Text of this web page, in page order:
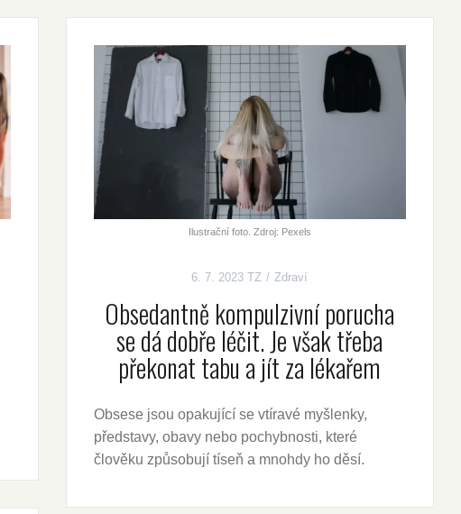
Ilustrační foto. Zdroj: Pexels
6. 7. 2023 TZ Zdraví
Obsedantně kompulzivní porucha
se dá dobře léčit. Je však třeba
překonat tabu a jít za lékařem
Obsese jsou opakující se vtíravé myšlenky,
představy, obavy nebo pochybnosti, které
člověku způsobují tíseň a mnohdy ho děsí.